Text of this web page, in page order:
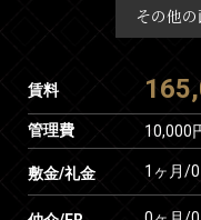
その他の
賃料
管理費 10,000
敷金/礼金 1ヶ月/